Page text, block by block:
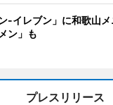
-イレブン」に和歌山
ン」も
プレスリリース